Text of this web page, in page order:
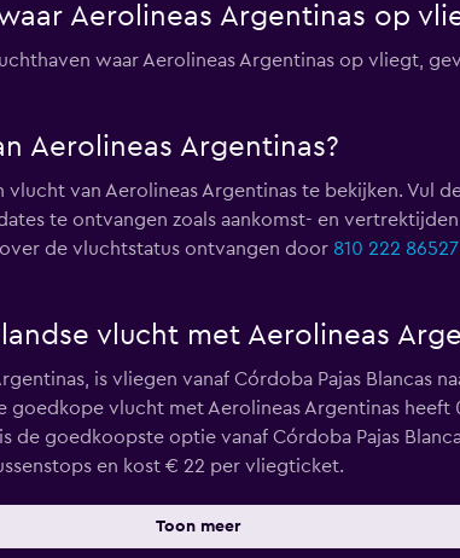
Aerolineas Argentinas op
waar Aerolineas Argentinas op vliegt,
Aerolineas Argentinas?
van Aerolineas Argentinas te bekijken. Vul
te ontvangen zoals aankomst- en
de vluchtstatus ontvangen door 810 222 86527
vlucht met Aerolineas
is vliegen vanaf Córdoba Pajas Blancas
vlucht met Aerolineas Argentinas heeft
de goedkoopste optie vanaf Córdoba Pajas
en kost € 22 per vliegticket.
Toon meer